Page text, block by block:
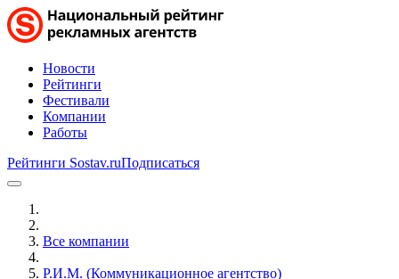
Новости
Рейтинги
Фестивали
Компании
Работы
Рейтинги Sostav.ruПодписаться
Все компании
Р.И.М. (Коммуникационное агентство)